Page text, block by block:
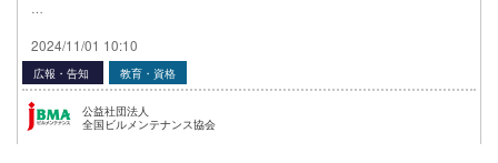
2024/11/01 10:10
広報・告知 教育・資格
公益社団法人
全国ビルメンテナンス協会